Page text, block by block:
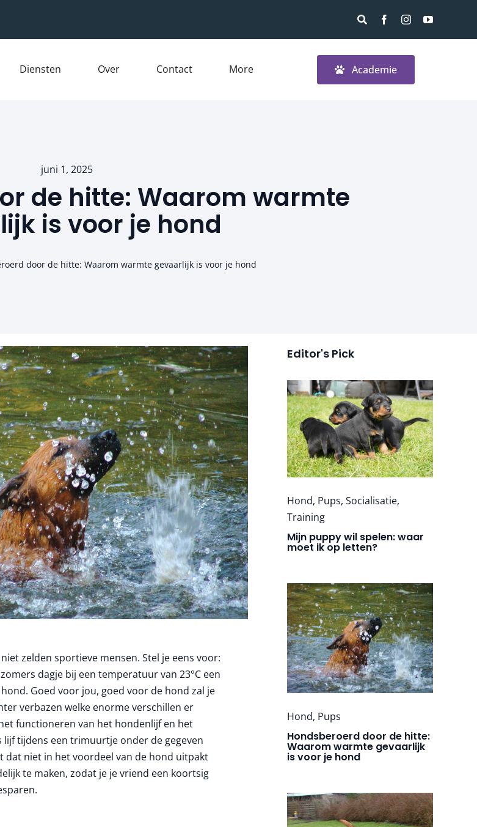
Diensten Over Contact More Academie
juni 1, 2025
de hitte: Waarom warmte
is voor je hond
door de hitte: Waarom warmte gevaarlijk is voor je hond
zelden sportieve mensen. Stel je eens voor:
dagje bij een temperatuur van 23°C een
Goed voor jou, goed voor de hond zal je
verbazen welke enorme verschillen er
functioneren van het hondenlijf en het
tijdens een trimuurtje onder de gegeven
dat niet in het voordeel van de hond uitpakt
te maken, zodat je je vriend een koortsig
Editor's Pick
Hond, Pups, Socialisatie,
Training
Mijn puppy wil spelen: waar
moet ik op letten?
Hond, Pups
Hondsberoerd door de hitte:
Waarom warmte gevaarlijk
is voor je hond